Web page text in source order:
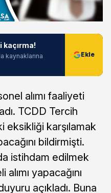
kaçırma!
kaynaklarına
alımı faaliyeti
TCDD Tercih
eksikliği karşılamak
bildirmişti.
istihdam edilmek
yapacağını
açıkladı. Buna